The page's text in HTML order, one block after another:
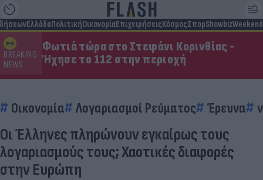
ΕλλάδαΠολιτικήΟικονομίαΕπιχειρήσειςΚόσμοςΣπορShowbizWeekend
BREAKING
NEWS
Φωτιά τώρα στο Στεφάνι Κορινθίας -
Ήχησε το 112 στην περιοχή
Οικονομία Λογαριασμοί Ρεύματος Έρευνα
Οι Έλληνες πληρώνουν εγκαίρως τους
λογαριασμούς τους; Χαοτικές διαφορές
στην Ευρώπη